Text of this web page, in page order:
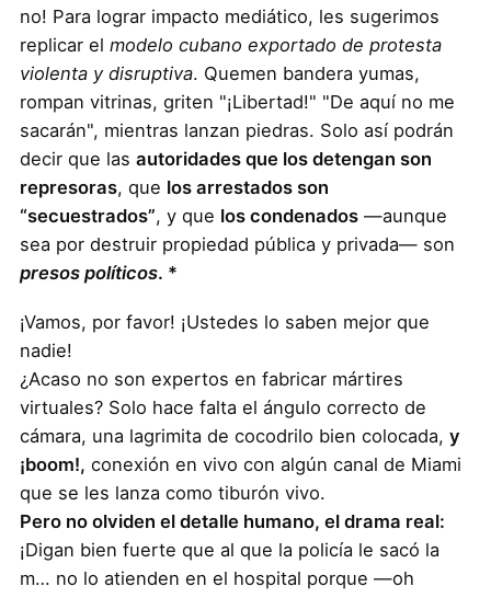
no! Para lograr impacto mediático, les sugerimos
replicar el modelo cubano exportado de protesta
violenta y disruptiva. Quemen bandera yumas,
rompan vitrinas, griten "¡Libertad!" "De aquí no me
sacarán", mientras lanzan piedras. Solo así podrán
decir que las autoridades que los detengan son
represoras, que los arrestados son
“secuestrados”, y que los condenados—aunque
sea por destruir propiedad pública y privada— son
presos políticos. *
¡Vamos, por favor! ¡Ustedes lo saben mejor que
nadie!
¿Acaso no son expertos en fabricar mártires
virtuales? Solo hace falta el ángulo correcto de
cámara, una lagrimita de cocodrilo bien colocada, y
¡boom!, conexión en vivo con algún canal de Miami
que se les lanza como tiburón vivo.
Pero no olviden el detalle humano, el drama real:
¡Digan bien fuerte que al que la policía le sacó la
m… no lo atienden en el hospital porque —oh